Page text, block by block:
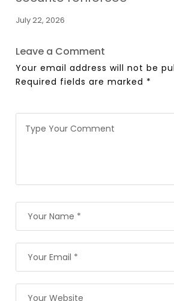
July 22, 2026
Leave a Comment
Your email address will not be
Required fields are marked *